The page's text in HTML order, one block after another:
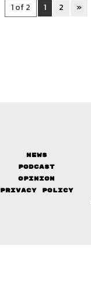
1 of 2 1 2 »
News
Podcast
Opinion
Privacy Policy